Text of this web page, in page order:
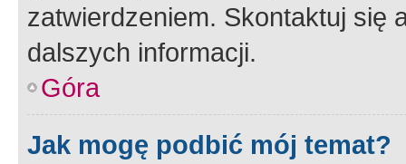
zatwierdzeniem. Skontaktuj się
dalszych informacji.
Góra
Jak mogę podbić mój temat?